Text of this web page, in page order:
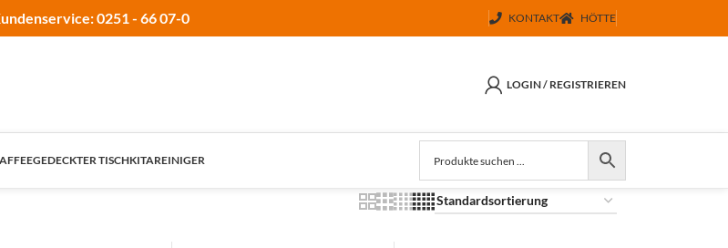
0251 - 66 07-0 KONTAKT HÖTTE
LOGIN / REGISTRIEREN
GEDECKTER TISCHKITAREINIGER